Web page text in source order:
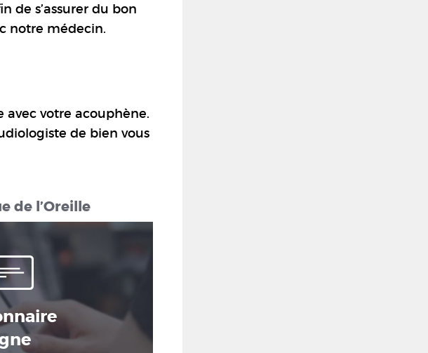
de s’assurer du bon
notre médecin.
avec votre acouphène.
de bien vous
de l’Oreille